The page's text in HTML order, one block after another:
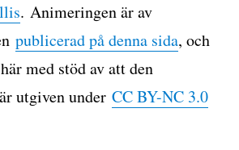
. Animeringen är av
publicerad på denna sida, och
med stöd av att den
utgiven underCC BY-NC 3.0